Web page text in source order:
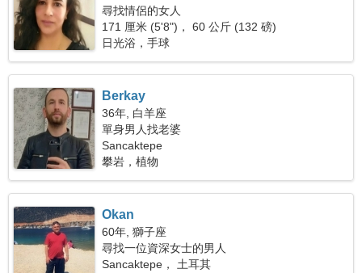
尋找情侶的女人
171 厘米 (5'8")， 60 公斤 (132 磅)
日光浴，手球
Berkay
36年, 白羊座
單身男人找老婆
Sancaktepe
攀岩，植物
Okan
60年, 獅子座
尋找一位資深女士的男人
Sancaktepe， 土耳其